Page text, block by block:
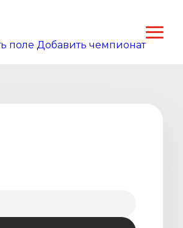
поле Добавить чемпионат